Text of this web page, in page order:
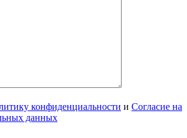
конфиденциальности и Согласие на
данных